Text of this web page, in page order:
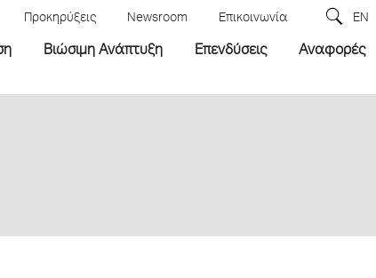
Προκηρύξεις Newsroom Επικοινωνία EN
Βιώσιμη Ανάπτυξη Επενδύσεις Αναφορές